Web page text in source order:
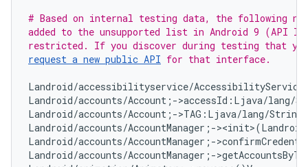
# Based on internal testing data, the following
added to the unsupported list in Android 9 (API
request a new public API for that interface.